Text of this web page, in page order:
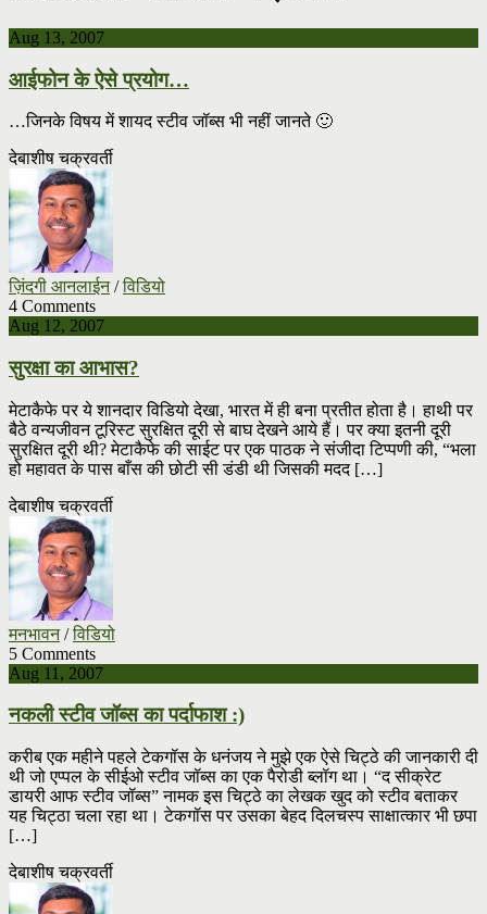
Aug 13, 2007
आईफोन के ऐसे प्रयोग…
…जिनके विषय में शायद स्टीव जॉब्स भी नहीं जानते 🙂
देबाशीष चक्रवर्ती
ज़िंदगी आनलाईन/विडियो
4 Comments
Aug 12, 2007
सुरक्षा का आभास?
मेटाकैफे पर ये शानदार विडियो देखा, भारत में ही बना प्रतीत होता है। हाथी पर
बैठे वन्यजीवन टूरिस्ट सुरक्षित दूरी से बाघ देखने आये हैं। पर क्या इतनी दूरी
सुरक्षित दूरी थी? मेटाकैफे की साईट पर एक पाठक ने संजीदा टिप्पणी की, “भला
हो महावत के पास बाँस की छोटी सी डंडी थी जिसकी मदद […]
देबाशीष चक्रवर्ती
मनभावन/विडियो
5 Comments
Aug 11, 2007
नकली स्टीव जॉब्स का पर्दाफाश :)
करीब एक महीने पहले टेकगॉस के धनंजय ने मुझे एक ऐसे चिट्ठे की जानकारी दी
थी जो एप्पल के सीईओ स्टीव जॉब्स का एक पैरोडी ब्लॉग था। “द सीक्रेट
डायरी आफ स्टीव जॉब्स” नामक इस चिट्ठे का लेखक खुद को स्टीव बताकर
यह चिट्ठा चला रहा था। टेकगॉस पर उसका बेहद दिलचस्प साक्षात्कार भी छपा
[…]
देबाशीष चक्रवर्ती